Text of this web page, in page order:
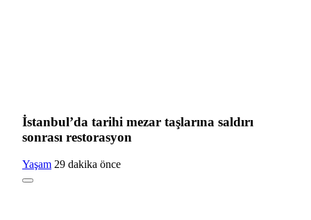
İstanbul’da tarihi mezar taşlarına saldırı
sonrası restorasyon
Yaşam 29 dakika önce